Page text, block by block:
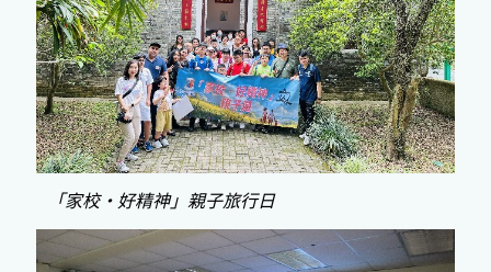
「家校‧好精神」親子旅行日